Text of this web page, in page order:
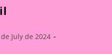
July de 2024